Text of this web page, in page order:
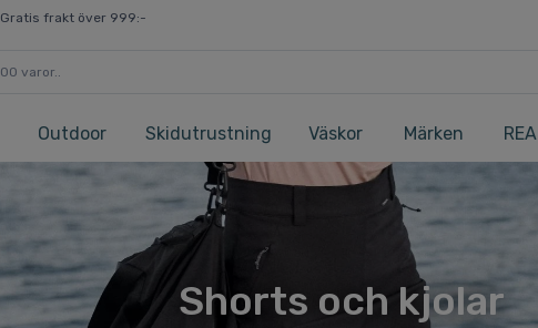
Gratis frakt över 999:-
Outdoor Skidutrustning Väskor Märken REA
Shorts och kjolar